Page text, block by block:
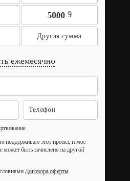
5000 9
ежемесячно
поддерживаю этот проект, и мое
может быть зачислено на другой
Договора оферты